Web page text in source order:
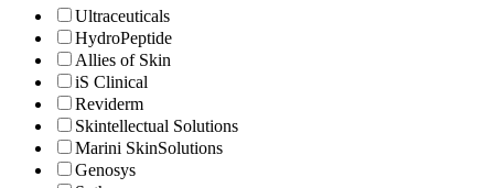
Ultraceuticals
HydroPeptide
Allies of Skin
iS Clinical
Reviderm
Skintellectual Solutions
Marini SkinSolutions
Genosys